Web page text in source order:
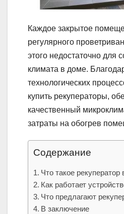
Каждое закрытое
регулярного
этого недостаточно для
климата в доме.
технологических
купить рекуператоры,
качественный
затраты на обогрев
Содержание
Что такое рекуператор
Как работает
Что предлагают
В заключение